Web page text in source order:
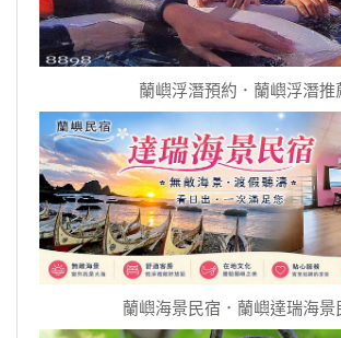
蘭嶼浮潛預約．蘭嶼浮潛推
蘭嶼海景民宿．蘭嶼達瑞海景